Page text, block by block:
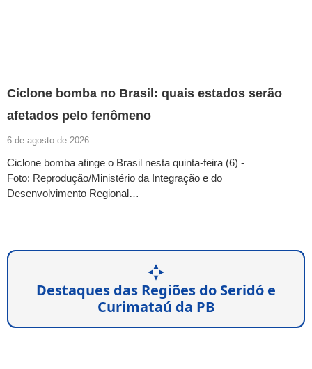
Ciclone bomba no Brasil: quais estados serão
afetados pelo fenômeno
6 de agosto de 2026
Ciclone bomba atinge o Brasil nesta quinta-feira (6) -
Foto: Reprodução/Ministério da Integração e do
Desenvolvimento Regional…
Destaques das Regiões do Seridó e
Curimataú da PB